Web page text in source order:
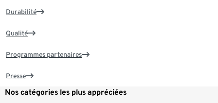
Durabilité
Qualité
Programmes partenaires
Presse
Nos catégories les plus appréciées